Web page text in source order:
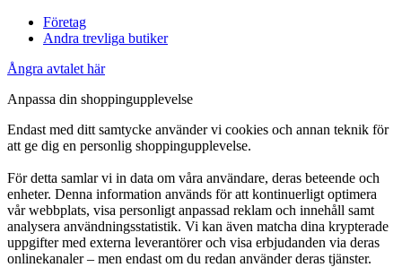
Företag
Andra trevliga butiker
Ångra avtalet här
Anpassa din shoppingupplevelse
Endast med ditt samtycke använder vi cookies och annan teknik för
att ge dig en personlig shoppingupplevelse.
För detta samlar vi in data om våra användare, deras beteende och
enheter. Denna information används för att kontinuerligt optimera
vår webbplats, visa personligt anpassad reklam och innehåll samt
analysera användningsstatistik. Vi kan även matcha dina krypterade
uppgifter med externa leverantörer och visa erbjudanden via deras
onlinekanaler – men endast om du redan använder deras tjänster.